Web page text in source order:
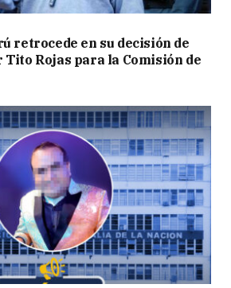
retrocede en su decisión de
Tito Rojas para la Comisión de